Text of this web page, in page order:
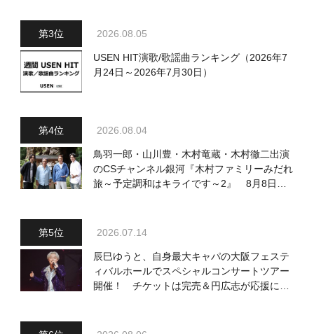
2026.08.05
USEN HIT演歌/歌謡曲ランキング（2026年7
月24日～2026年7月30日）
2026.08.04
鳥羽一郎・山川豊・木村竜蔵・木村徹二出演
のCSチャンネル銀河『木村ファミリーみだれ
旅～予定調和はキライです～2』 8月8日
2026.07.14
辰巳ゆうと、自身最大キャパの大阪フェステ
ィバルホールでスペシャルコンサートツアー
開催！ チケットは完売＆円広志が応援に、